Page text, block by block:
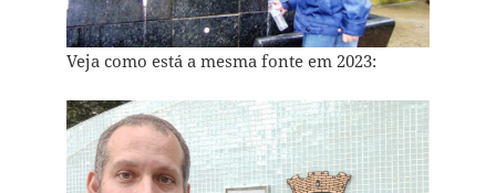
Veja como está a mesma fonte em 2023: